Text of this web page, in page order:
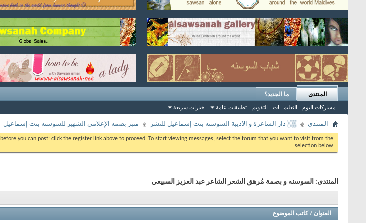
المنتدى
مشاركات اليوم التعليمـــات التقويم تطبيقات عامة خيارات سريعة
ما الجديد؟
المنتدى ▒░ دار الشاعرة و الاديبة السوسنه بنت إسماعيل للنشر منبر بصمه الإعلامي الشهير للسوسنه بنت إسماعيل
before you can post: click the register link above to proceed. To start viewing messages, select the forum that you want to visit from the
selection below.
المنتدى: السوسنه و بصمة مُرهق الشعر الشاعر عبد العزيز السبيعي
العنوان / كاتب الموضوع